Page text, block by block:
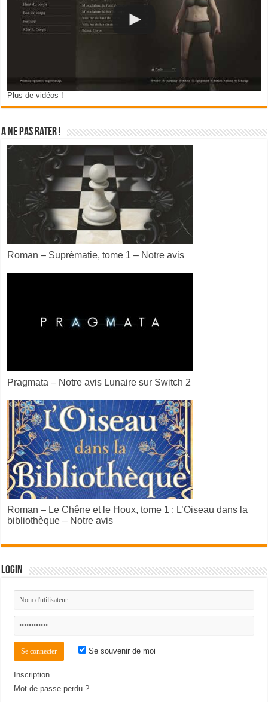
Plus de vidéos !
A ne pas rater !
Roman – Suprématie, tome 1 – Notre avis
Pragmata – Notre avis Lunaire sur Switch 2
Roman – Le Chêne et le Houx, tome 1 : L’Oiseau dans la
bibliothèque – Notre avis
Login
Se souvenir de moi
Inscription
Mot de passe perdu ?